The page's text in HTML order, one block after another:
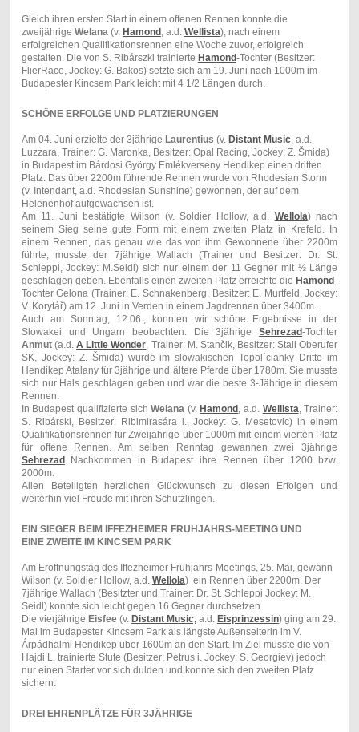
Gleich ihren ersten Start in einem offenen Rennen konnte die
zweijährige Welana (v. Hamond, a.d. Wellista), nach einem
erfolgreichen Qualifikationsrennen eine Woche zuvor, erfolgreich
gestalten. Die von S. Ribárszki trainierte Hamond-Tochter (Besitzer:
FlierRace, Jockey: G. Bakos) setzte sich am 19. Juni nach 1000m im
Budapester Kincsem Park leicht mit 4 1/2 Längen durch.
SCHÖNE ERFOLGE UND PLATZIERUNGEN
Am 04. Juni erzielte der 3jährige Laurentius (v. Distant Music, a.d.
Luzzara, Trainer: G. Maronka, Besitzer: Opal Racing, Jockey: Z. Šmida)
in Budapest im Bárdosi György Emlékverseny Hendikep einen dritten
Platz. Das über 2200m führende Rennen wurde von Rhodesian Storm
(v. Intendant, a.d. Rhodesian Sunshine) gewonnen, der auf dem
Helenenhof aufgewachsen ist.
Am 11. Juni bestätigte Wilson (v. Soldier Hollow, a.d. Wellola) nach
seinem Sieg seine gute Form mit einem zweiten Platz in Krefeld. In
einem Rennen, das genau wie das von ihm Gewonnene über 2200m
führte, musste der 7jährige Wallach (Trainer und Besitzer: Dr. St.
Schleppi, Jockey: M.Seidl) sich nur einem der 11 Gegner mit ½ Länge
geschlagen geben. Ebenfalls einen zweiten Platz erreichte dieHamond-
Tochter Gelona (Trainer: E. Schnakenberg, Besitzer: E. Murtfeld, Jockey:
V. Korytář) am 12. Juni in Verden in einem Jagdrennen über 3400m.
Auch am Sonntag, 12.06., konnten wir schöne Ergebnisse in der
Slowakei und Ungarn beobachten. Die 3jährigeSehrezad-Tochter
Anmut(a.d.A Little Wonder , Trainer: M. Stančik, Besitzer: Stall Oberufer
SK, Jockey: Z. Šmida) wurde im slowakischen Topol´cianky Dritte im
Hendikep Atalany für 3jährige und ältere Pferde über 1780m. Sie musste
sich nur Hals geschlagen geben und war die beste 3-Jährige in diesem
Rennen.
In Budapest qualifizierte sichWelana (v.Hamond , a.d. Wellista , Trainer:
S. Ribárski, Besitzer: Ribimirasára i., Jockey: G. Mesetovic) in einem
Qualifikationsrennen für Zweijährige über 1000m mit einem vierten Platz
für offene Rennen. Am selben Renntag gewannen zwei 3jährige
SehrezadNachkommen in Budapest ihre Rennen über 1200 bzw.
2000m.
Allen Beteiligten herzlichen Glückwunsch zu diesen Erfolgen und
weiterhin viel Freude mit ihren Schützlingen.
EIN SIEGER BEIM IFFEZHEIMER FRÜHJAHRS-MEETING UND
EINE ZWEITE IM KINCSEM PARK
Am Eröffnungstag des Iffezheimer Frühjahrs-Meetings, 25. Mai, gewann
Wilson (v. Soldier Hollow, a.d. Wellola) ein Rennen über 2200m. Der
7jährige Wallach (Besitzter und Trainer: Dr. St. Schleppi Jockey: M.
Seidl) konnte sich leicht gegen 16 Gegner durchsetzen.
Die vierjährige Eisfee(v. Distant Music,a.d. Eisprinzessin) ging am 29.
Mai im Budapester Kincsem Park als längste Außenseiterin im V.
Árpádhalmi Hendikep über 1600m an den Start. Im Ziel musste die von
Hajdi L. trainierte Stute (Besitzer: Petrus i. Jockey: S. Georgiev) jedoch
nur einen Starter vor sich dulden und konnte sich den zweiten Platz
sichern.
DREI EHRENPLÄTZE FÜR 3JÄHRIGE